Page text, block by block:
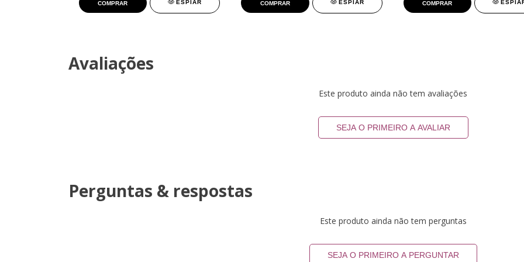
COMPRAR ESPIAR COMPRAR ESPIAR COMPRAR
Avaliações
Este produto ainda não tem avaliações
SEJA O PRIMEIRO A AVALIAR
Perguntas & respostas
Este produto ainda não tem perguntas
SEJA O PRIMEIRO A PERGUNTAR